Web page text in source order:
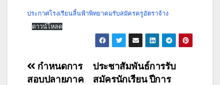
ประกาศโรงเรียนลิ้นฟ้าพิทยาคมรับสมัครครูอัตราจ้าง
ดาวน์โหลด
ประชาสัมพันธ์การรับ
สมัครนักเรียน ปีการ
กำหนดการ
สอบปลายภาค